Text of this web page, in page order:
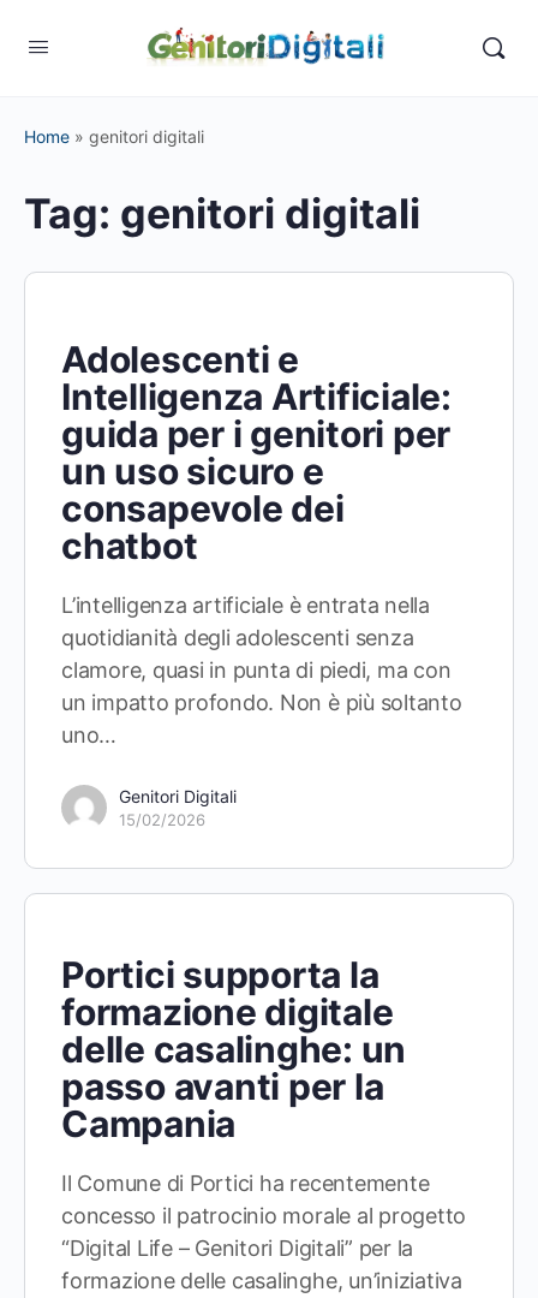
Home » genitori digitali
Tag: genitori digitali
Adolescenti e
Intelligenza Artificiale:
guida per i genitori per
un uso sicuro e
consapevole dei
chatbot
L’intelligenza artificiale è entrata nella
quotidianità degli adolescenti senza
clamore, quasi in punta di piedi, ma con
un impatto profondo. Non è più soltanto
uno…
Genitori Digitali
15/02/2026
Portici supporta la
formazione digitale
delle casalinghe: un
passo avanti per la
Campania
Il Comune di Portici ha recentemente
concesso il patrocinio morale al progetto
“Digital Life – Genitori Digitali” per la
formazione delle casalinghe, un’iniziativa